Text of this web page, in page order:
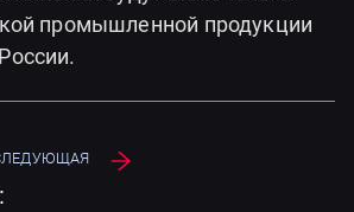
промышленной продукции